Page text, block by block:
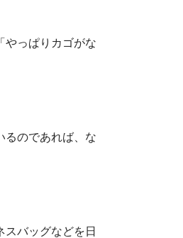
やっぱりカゴがな
るのであれば、な
スバッグなどを日